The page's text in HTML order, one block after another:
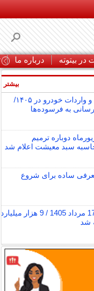
در بیتوته درباره ما
ابلاغ قوانین جدید اسقاط و واردات خودرو در ۱۴۰۵/
به فرسوده‌ها
دوباره ترمیم
سبد معیشت اعلام شد
ساده برای شروع
پایان بورس امروز شنبه 17 مرداد 1405 / 9 هزار میلیارد
شد
بیشتر